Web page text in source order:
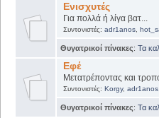
Ενισχυτές
Για πολλά ή λίγα βατ...
Συντονιστές: adr1anos,
Θυγατρικοί πίνακες: Τα
Εφέ
Μετατρέποντας και
Συντονιστές: Korgy, adr1anos,
Θυγατρικοί πίνακες: Τα